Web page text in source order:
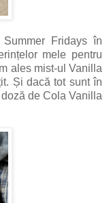
Fridays în
mele pentru
ales mist-ul Vanilla
Și dacă tot sunt în
de Cola Vanilla